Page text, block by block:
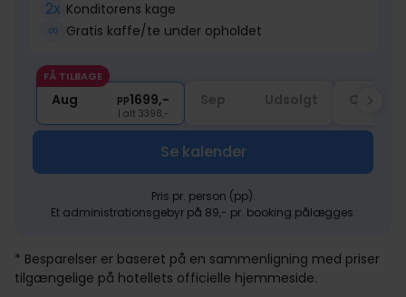
2x Konditorens kage
∞ Gratis kaffe/te under opholdet
FÅ TILBAGE
Aug pp1699,-
I alt 3398,-
Okt
Se kalender
Pris pr. person (pp).
Et administrationsgebyr på 89,- pr. booking pålægges.
* Besparelser er baseret på en sammenligning med priser
tilgængelige på hotellets officielle hjemmeside.